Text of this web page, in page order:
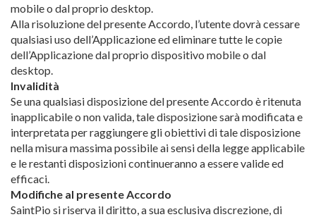
mobile o dal proprio desktop.
Alla risoluzione del presente Accordo, l’utente dovrà cessare
qualsiasi uso dell’Applicazione ed eliminare tutte le copie
dell’Applicazione dal proprio dispositivo mobile o dal
desktop.
Invalidità
Se una qualsiasi disposizione del presente Accordo è ritenuta
inapplicabile o non valida, tale disposizione sarà modificata e
interpretata per raggiungere gli obiettivi di tale disposizione
nella misura massima possibile ai sensi della legge applicabile
e le restanti disposizioni continueranno a essere valide ed
efficaci.
Modifiche al presente Accordo
SaintPio si riserva il diritto, a sua esclusiva discrezione, di